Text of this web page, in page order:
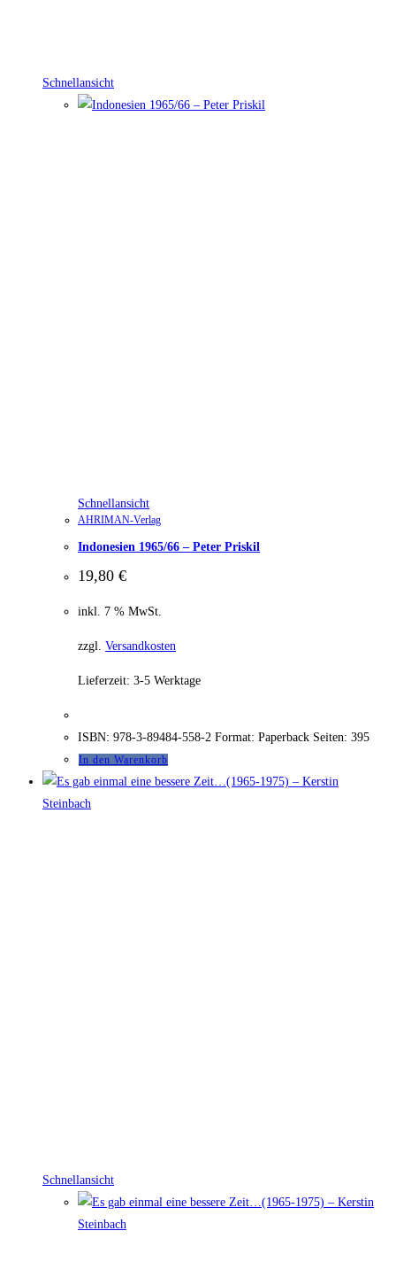
Schnellansicht
Schnellansicht
AHRIMAN-Verlag
Indonesien 1965/66 – Peter Priskil
19,80 €
inkl. 7 % MwSt.
zzgl. Versandkosten
Lieferzeit: 3-5 Werktage
ISBN: 978-3-89484-558-2 Format: Paperback Seiten: 395
In den Warenkorb
Schnellansicht